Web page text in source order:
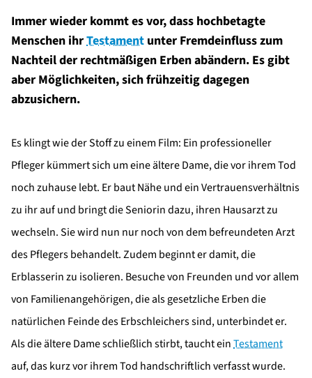
Immer wieder kommt es vor, dass hochbetagte
Menschen ihrTestament unter Fremdeinfluss zum
Nachteil der rechtmäßigen Erben abändern. Es gibt
aber Möglichkeiten, sich frühzeitig dagegen
abzusichern.
Es klingt wie der Stoff zu einem Film: Ein professioneller
Pfleger kümmert sich um eine ältere Dame, die vor ihrem Tod
noch zuhause lebt. Er baut Nähe und ein Vertrauensverhältnis
zu ihr auf und bringt die Seniorin dazu, ihren Hausarzt zu
wechseln. Sie wird nun nur noch von dem befreundeten Arzt
des Pflegers behandelt. Zudem beginnt er damit, die
Erblasserin zu isolieren. Besuche von Freunden und vor allem
von Familienangehörigen, die als gesetzliche Erben die
natürlichen Feinde des Erbschleichers sind, unterbindet er.
Als die ältere Dame schließlich stirbt, taucht einTestament
auf, das kurz vor ihrem Tod handschriftlich verfasst wurde.